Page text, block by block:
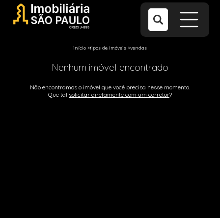
início >tipos de imóveis >vendas
Nenhum imóvel encontrado
Não encontramos o imóvel que você precisa nesse momento.
Que tal solicitar diretamente com um corretor?